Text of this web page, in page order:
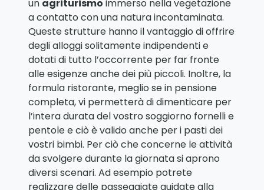
un agriturismo immerso nella vegetazione
a contatto con una natura incontaminata.
Queste strutture hanno il vantaggio di offrire
degli alloggi solitamente indipendenti e
dotati di tutto l’occorrente per far fronte
alle esigenze anche dei più piccoli. Inoltre, la
formula ristorante, meglio se in pensione
completa, vi permetterà di dimenticare per
l’intera durata del vostro soggiorno fornelli e
pentole e ciò è valido anche per i pasti dei
vostri bimbi. Per ciò che concerne le attività
da svolgere durante la giornata si aprono
diversi scenari. Ad esempio potrete
realizzare delle passeggiate guidate alla